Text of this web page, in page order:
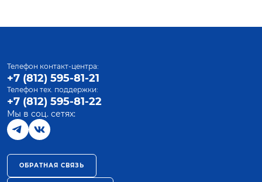
Телефон контакт-центра:
+7 (812) 595-81-21
Телефон тех. поддержки:
+7 (812) 595-81-22
Мы в соц. сетях:
ОБРАТНАЯ СВЯЗЬ